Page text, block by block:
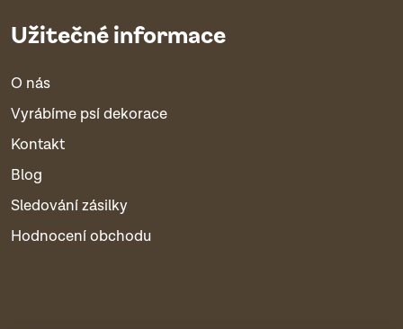
Užitečné informace
O nás
Vyrábíme psí dekorace
Kontakt
Blog
Sledování zásilky
Hodnocení obchodu